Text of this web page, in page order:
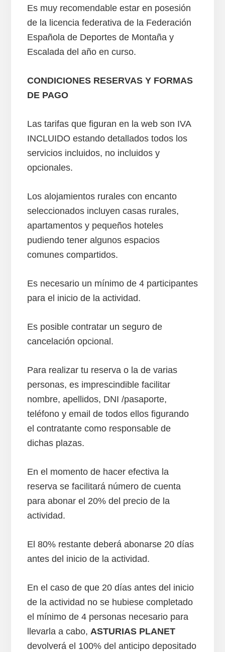
Es muy recomendable estar en posesión
de la licencia federativa de la Federación
Española de Deportes de Montaña y
Escalada del año en curso.
CONDICIONES RESERVAS Y FORMAS
DE PAGO
Las tarifas que figuran en la web son IVA
INCLUIDO estando detallados todos los
servicios incluidos, no incluidos y
opcionales.
Los alojamientos rurales con encanto
seleccionados incluyen casas rurales,
apartamentos y pequeños hoteles
pudiendo tener algunos espacios
comunes compartidos.
Es necesario un mínimo de 4 participantes
para el inicio de la actividad.
Es posible contratar un seguro de
cancelación opcional.
Para realizar tu reserva o la de varias
personas, es imprescindible facilitar
nombre, apellidos, DNI /pasaporte,
teléfono y email de todos ellos figurando
el contratante como responsable de
dichas plazas.
En el momento de hacer efectiva la
reserva se facilitará número de cuenta
para abonar el 20% del precio de la
actividad.
El 80% restante deberá abonarse 20 días
antes del inicio de la actividad.
En el caso de que 20 días antes del inicio
de la actividad no se hubiese completado
el mínimo de 4 personas necesario para
llevarla a cabo, ASTURIAS PLANET
devolverá el 100% del anticipo depositado